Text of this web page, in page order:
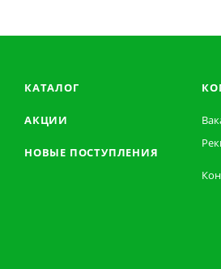
КАТАЛОГ
АКЦИИ
НОВЫЕ ПОСТУПЛЕНИЯ